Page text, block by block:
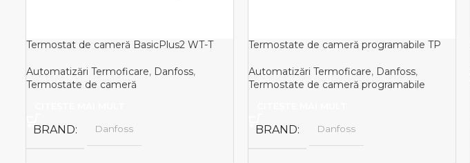
Termostat de cameră BasicPlus2 WT-T
Automatizări Termoficare, Danfoss,
Termostate de cameră
BRAND Danfoss
Termostate de cameră programabile TP
Automatizări Termoficare, Danfoss,
Termostate de cameră programabile
BRAND Danfoss